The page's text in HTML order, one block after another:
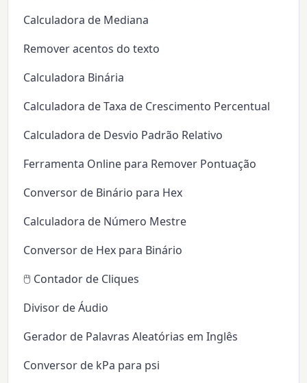
Calculadora de Mediana
Remover acentos do texto
Calculadora Binária
Calculadora de Taxa de Crescimento Percentual
Calculadora de Desvio Padrão Relativo
Ferramenta Online para Remover Pontuação
Conversor de Binário para Hex
Calculadora de Número Mestre
Conversor de Hex para Binário
🖱️ Contador de Cliques
Divisor de Áudio
Gerador de Palavras Aleatórias em Inglês
Conversor de kPa para psi